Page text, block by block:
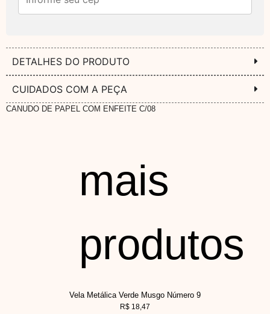
DETALHES DO PRODUTO
CUIDADOS COM A PEÇA
CANUDO DE PAPEL COM ENFEITE C/08
mais
produtos
Vela Metálica Verde Musgo Número 9
R$ 18,47